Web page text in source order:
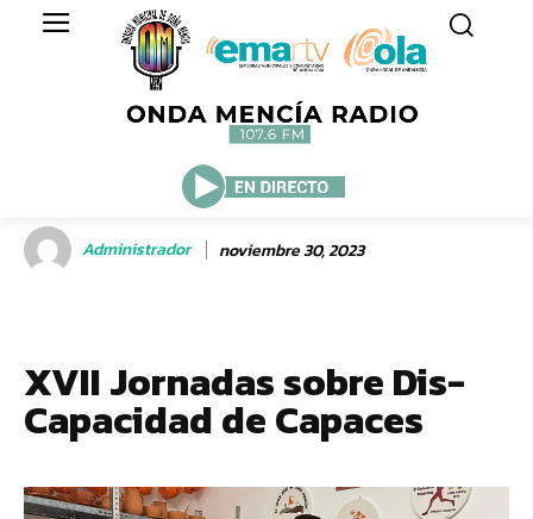
Administrador noviembre 30, 2023
XVII Jornadas sobre Dis-
Capacidad de Capaces